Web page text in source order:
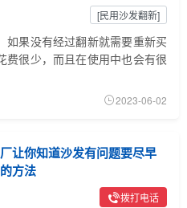
[民用沙发翻新]
如果没有经过翻新就需要重新买
费很少，而且在使用中也会有很
2023-06-02
让你知道沙发有问题要尽早
方法
拨打电话